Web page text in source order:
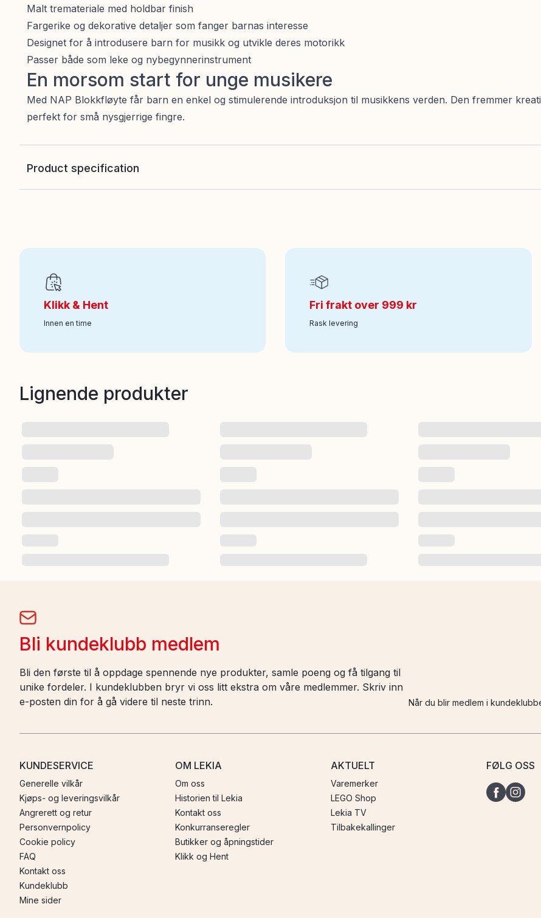
Malt tremateriale med holdbar finish
Fargerike og dekorative detaljer som fanger barnas interesse
Designet for å introdusere barn for musikk og utvikle deres motorikk
Passer både som leke og nybegynnerinstrument
En morsom start for unge musikere
Med NAP Blokkfløyte får barn en enkel og stimulerende introduksjon til musikkens verden. Den fremmer
perfekt for små nysgjerrige fingre.
Product specification
Art nr:100-28107992
Klikk & Hent
Innen en time
Fri frakt over 999 kr
Rask levering
Lignende produkter
Bli kundeklubb medlem
Bli den første til å oppdage spennende nye produkter, samle poeng og få tilgang til
unike fordeler. I kundeklubben bryr vi oss litt ekstra om våre medlemmer. Skriv inn
e-posten din for å gå videre til neste trinn.
Når du blir medlem i
KUNDESERVICE
Generelle vilkår
Kjøps- og leveringsvilkår
Angrerett og retur
Personvernpolicy
Cookie policy
FAQ
Kontakt oss
Kundeklubb
Mine sider
OM LEKIA
Om oss
Historien til Lekia
Kontakt oss
Konkurranseregler
Butikker og åpningstider
Klikk og Hent
AKTUELT
Varemerker
LEGO Shop
Lekia TV
Tilbakekallinger
FØLG OSS